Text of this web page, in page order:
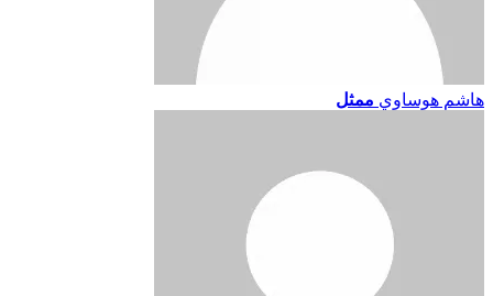
هاشم هوساوي ممثل